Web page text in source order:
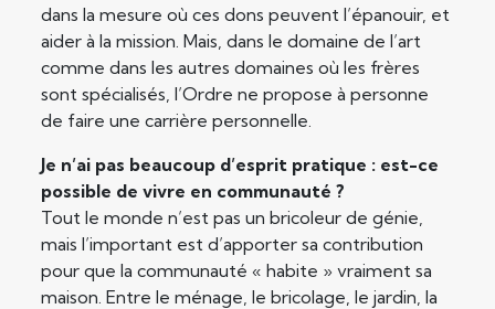
dans la mesure où ces dons peuvent l’épanouir, et
aider à la mission. Mais, dans le domaine de l’art
comme dans les autres domaines où les frères
sont spécialisés, l’Ordre ne propose à personne
de faire une carrière personnelle.
Je n’ai pas beaucoup d’esprit pratique : est-ce
possible de vivre en communauté ?
Tout le monde n’est pas un bricoleur de génie,
mais l’important est d’apporter sa contribution
pour que la communauté « habite » vraiment sa
maison. Entre le ménage, le bricolage, le jardin, la